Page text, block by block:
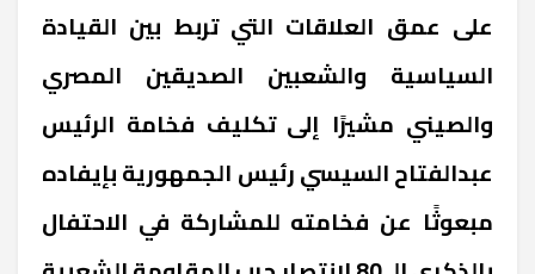
على عمق العلاقات التي تربط بين القيادة
السياسية والشعبين الصديقين المصري
والصيني مشيرًا إلى تكليف فخامة الرئيس
عبدالفتاح السيسي رئيس الجمهورية بإيفاده
مبعوثًا عن فخامته للمشاركة في الاحتفال